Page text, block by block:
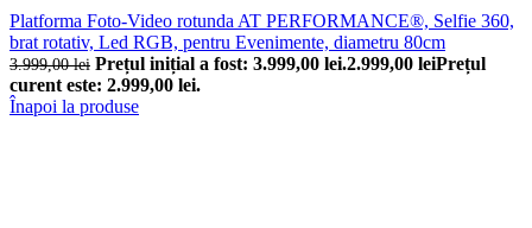
Platforma Foto-Video rotunda AT PERFORMANCE®, Selfie 360,
brat rotativ, Led RGB, pentru Evenimente, diametru 80cm
3.999,00lei Prețul inițial a fost: 3.999,00 lei.2.999,00 leiPrețul
curent este: 2.999,00 lei.
Înapoi la produse